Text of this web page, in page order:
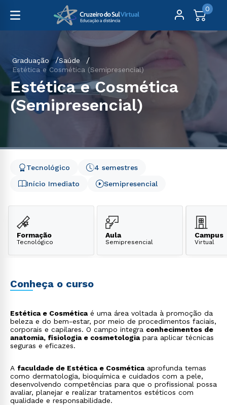
0
Graduação
Saúde
Estética e Cosmética (Semipresencial)
Estética e Cosmética
(Semipresencial)
Início Imediato
4 semestres
Tecnológico
Semipresencial
Formação
Tecnológico
Aula
Semipresencial
Campus
Virtual
Conheça o curso
Estética e Cosméticaé uma área voltada à promoção da
beleza e do bem-estar, por meio de procedimentos faciais,
corporais e capilares. O campo integra conhecimentos de
anatomia, fisiologia e cosmetologiapara aplicar técnicas
seguras e eficazes.
A faculdade de Estética e Cosméticaaprofunda temas
como dermatologia, bioquímica e cuidados com a pele,
desenvolvendo competências para que o profissional possa
avaliar, planejar e realizar tratamentos estéticos com
qualidade e responsabilidade.